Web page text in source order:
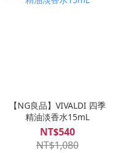
【NG良品】VIVALDI 四季
精油淡香水15mL
NT$540
NT$1,080